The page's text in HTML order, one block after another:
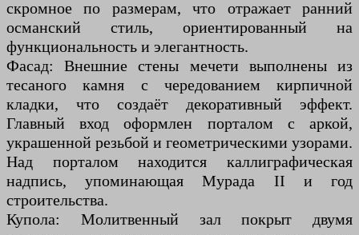
скромное по размерам, что отражает ранний
османский стиль, ориентированный на
функциональность и элегантность.
Фасад: Внешние стены мечети выполнены из
тесаного камня с чередованием кирпичной
кладки, что создаёт декоративный эффект.
Главный вход оформлен порталом с аркой,
украшенной резьбой и геометрическими узорами.
Над порталом находится каллиграфическая
надпись, упоминающая Мурада II и год
строительства.
Купола: Молитвенный зал покрыт двумя